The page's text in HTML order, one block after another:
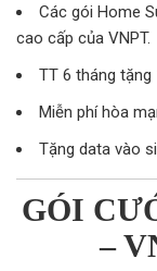
Các gói Home
cao cấp của VNPT.
TT 6 tháng tặng
Miễn phí hòa
Tặng data vào
GÓI
–